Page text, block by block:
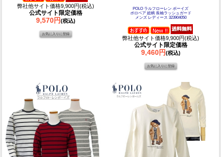
弊社他サイト価格9,900円(税込)
公式サイト限定価格
9,570円(税込)
POLO ラルフローレン ボーイズ
ポロベア 総柄 長袖ラッシュガード
メンズ レディース 323904050
弊社他サイト価格9,900円(税込)
公式サイト限定価格
9,460円(税込)